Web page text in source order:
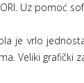
Uz pomoć
je vrlo
Veliki grafički